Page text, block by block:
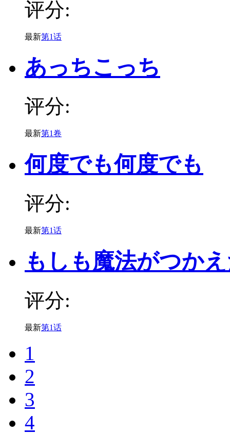
评分:
最新第1话
あっちこっち
评分:
最新第1卷
何度でも何度でも
评分:
最新第1话
もしも魔法がつか
评分:
最新第1话
1
2
3
4